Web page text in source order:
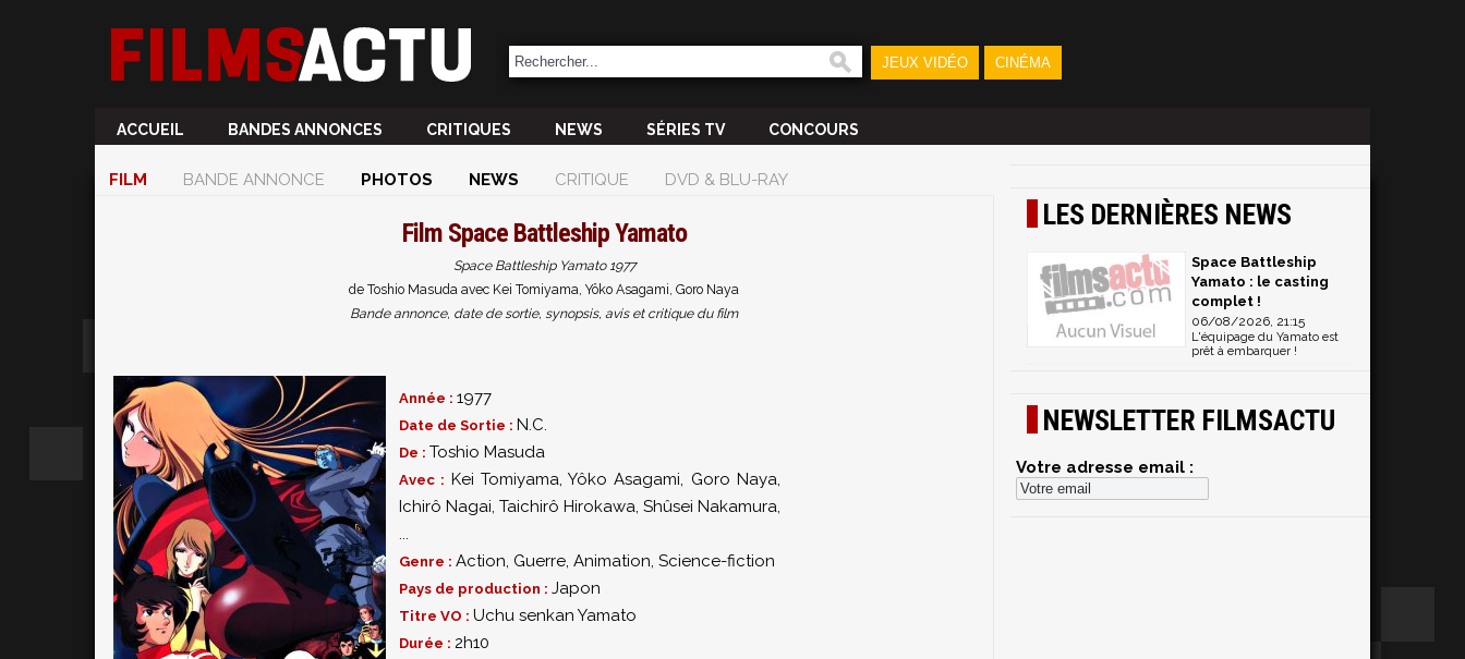
JEUX VIDÉO CINÉMA
ACCUEIL BANDES ANNONCES CRITIQUES NEWS SÉRIES TV CONCOURS
FILM BANDE ANNONCE PHOTOS NEWS CRITIQUE DVD & BLU-RAY
Film Space Battleship Yamato
Space Battleship Yamato 1977
de Toshio Masuda avec Kei Tomiyama, Yôko Asagami, Goro Naya
Bande annonce, date de sortie, synopsis, avis et critique du film
Année : 1977
Date de Sortie : N.C.
De : Toshio Masuda
Avec : Kei Tomiyama,Yôko Asagami, Goro Naya,
Ichirô Nagai, Taichirô Hirokawa, Shûsei Nakamura,
...
Genre : Action, Guerre, Animation, Science-fiction
Pays de production : Japon
Titre VO : Uchu senkan Yamato
Durée : 2h10
LES DERNIÈRES NEWS
Space Battleship
Yamato : le casting
complet !
06/08/2026, 21:15
L'équipage du Yamato est
prêt à embarquer !
NEWSLETTER FILMSACTU
Votre adresse email :